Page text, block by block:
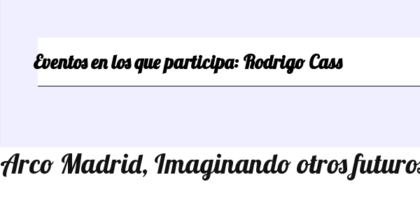
Eventos en los que participa: Rodrigo Cass
Arco Madrid, Imaginando otros